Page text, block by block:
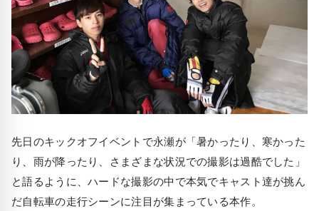
先日のキックオフイベントで永瀬が「暑かったり、寒かった
り、雨が降ったり、さまざまな状況での撮影は過酷でした」
と語るように、ハードな撮影の中で本気でキャスト達が挑ん
だ自転車の走行シーンに注目が集まっている本作。